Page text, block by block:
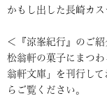
かもし出した長崎カス
＜『涼峯紀行』のご紹
松翁軒の菓子にまつ
翁軒文庫」を刊行し
らご覧ください。